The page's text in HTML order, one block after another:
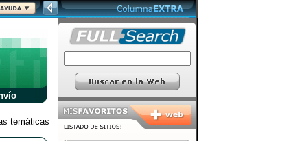
temáticas